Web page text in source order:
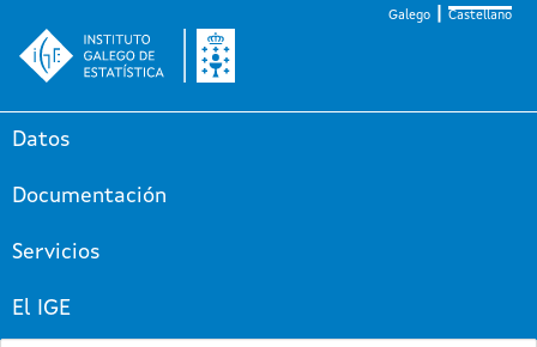
Galego Castellano
Datos
Documentación
Servicios
El IGE